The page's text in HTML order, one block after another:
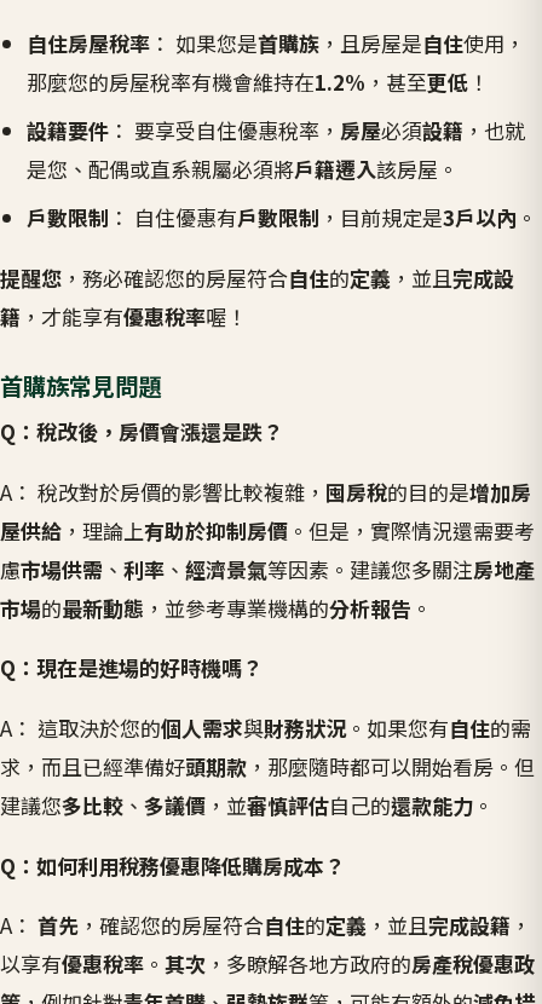
自住房屋稅率 ： 如果您是首購族 ，且房屋是自住使用，
那麼您的房屋稅率有機會維持在1.2% ，甚至更低 ！
設籍要件 ： 要享受自住優惠稅率，房屋必須設籍 ，也就
是您、配偶或直系親屬必須將戶籍遷入該房屋。
戶數限制 ： 自住優惠有戶數限制 ，目前規定是3戶以內 。
提醒您 ，務必確認您的房屋符合自住的定義 ，並且完成設
籍 ，才能享有優惠稅率喔！
首購族常見問題
Q：稅改後，房價會漲還是跌？
A： 稅改對於房價的影響比較複雜， 囤房稅的目的是增加房
屋供給 ，理論上有助於抑制房價 。但是，實際情況還需要考
慮市場供需 、 利率 、 經濟景氣等因素。建議您多關注房地產
市場的最新動態 ，並參考專業機構的分析報告 。
Q：現在是進場的好時機嗎？
A： 這取決於您的個人需求與財務狀況。如果您有自住的需
求，而且已經準備好頭期款 ，那麼隨時都可以開始看房。但
建議您多比較 、 多議價 ，並審慎評估自己的還款能力 。
Q：如何利用稅務優惠降低購房成本？
A： 首先 ，確認您的房屋符合自住的定義 ，並且完成設籍 ，
以享有優惠稅率 。 其次 ，多瞭解各地方政府的房產稅優惠政